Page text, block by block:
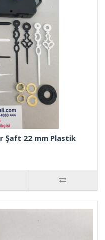
Şaft 22 mm Plastik